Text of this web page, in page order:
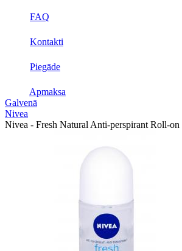
FAQ
Kontakti
Piegāde
Apmaksa
Galvenā
Nivea
Nivea - Fresh Natural Anti-perspirant Roll-on